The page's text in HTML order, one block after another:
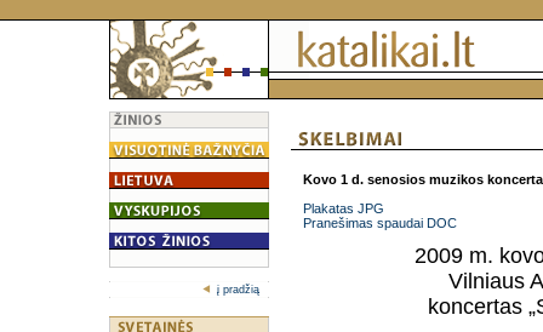
į pradžią
Kovo 1 d. senosios muzikos
Plakatas JPG
Pranešimas spaudai DOC
2009 m.
Vilniaus
koncertas